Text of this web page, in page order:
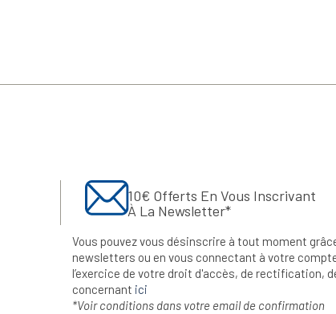
10€ Offerts En Vous Inscrivant
À La Newsletter*
Vous pouvez vous désinscrire à tout moment
newsletters ou en vous connectant à votre
l’exercice de votre droit d'accès, de rectification,
concernant ici
*Voir conditions dans votre email de confirmation